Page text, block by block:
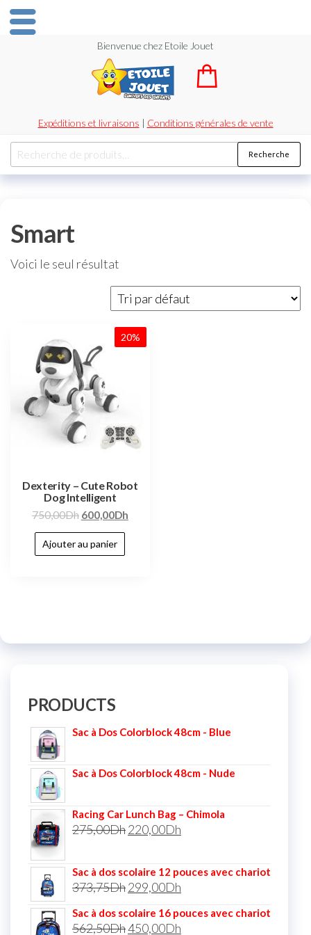
Bienvenue chez Etoile Jouet
Expéditions et livraisons | Conditions générales de vente
Recherche
Smart
Voici le seul résultat
20%
Dexterity – Cute Robot
Dog Intelligent
750,00Dh 600,00Dh
Ajouter au panier
PRODUCTS
Sac à Dos Colorblock 48cm - Blue
Sac à Dos Colorblock 48cm - Nude
Racing Car Lunch Bag – Chimola
275,00Dh220,00Dh
Sac à dos scolaire 12 pouces avec chariot
373,75Dh299,00Dh
Sac à dos scolaire 16 pouces avec chariot
562,50Dh450,00Dh